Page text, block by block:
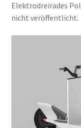
Elektrodreirades
nicht veröffentlicht.